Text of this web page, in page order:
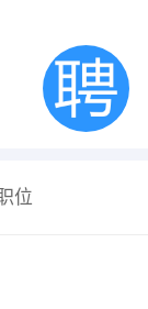
位